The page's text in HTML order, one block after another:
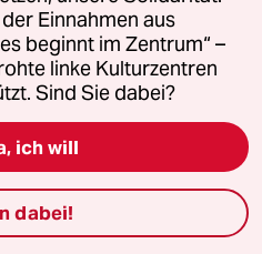
63
Stadt
für den weißen
Auto“
Einnahmen aus
beginnt im Zentrum“ –
linke Kulturzentren
Sind Sie dabei?
ich will
dabei!